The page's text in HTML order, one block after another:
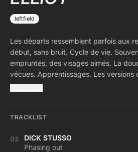
leftfield
Les départs ressemblent parfois aux retours. La fin
début, sans bruit. Cycle de vie. Souvenir des chemins
empruntés, des visages aimés. La
vécues. Apprentissages. Les versions de soi trop étroites
méritent d’être déposées. Lentement,
Des moments de vie à traverser. Présence. Tout passe, la
musique reste.
TRACKLIST
01
DICK STUSSO
Phasing out